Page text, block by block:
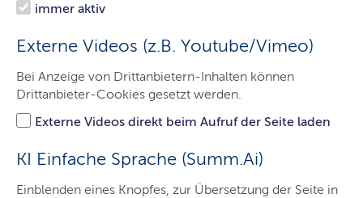
immer aktiv
Externe Videos (z.B. Youtube/Vimeo)
Bei Anzeige von Drittanbietern-Inhalten können
Drittanbieter-Cookies gesetzt werden.
Externe Videos direkt beim Aufruf der Seite laden
KI Einfache Sprache (Summ.Ai)
Einblenden eines Knopfes, zur Übersetzung der Seite in
Prävention
Verkehrssicherheit
Fahndungen